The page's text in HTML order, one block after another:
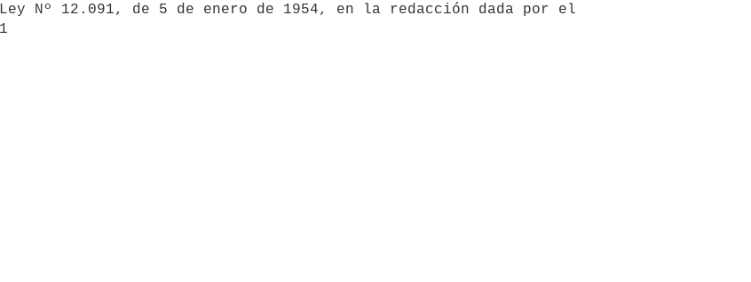
Nº 12.091, de 5 de enero de 1954, en la redacción dada por el